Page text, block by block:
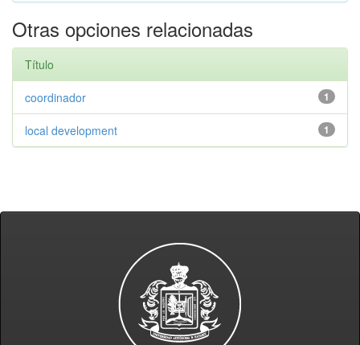
Otras opciones relacionadas
Título
1
coordinador
1
local development